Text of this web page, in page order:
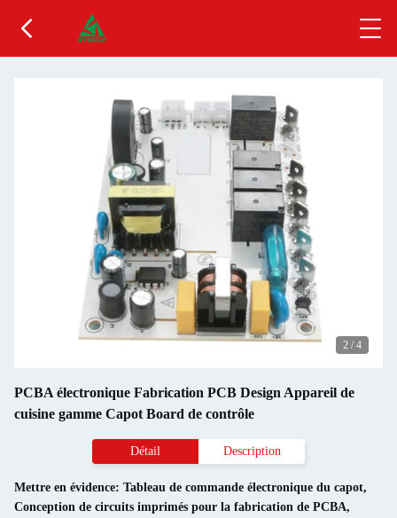
2 / 4
PCBA électronique Fabrication PCB Design Appareil de
cuisine gamme Capot Board de contrôle
Détail Description
Mettre en évidence: Tableau de commande électronique du capot,
Conception de circuits imprimés pour la fabrication de PCBA,